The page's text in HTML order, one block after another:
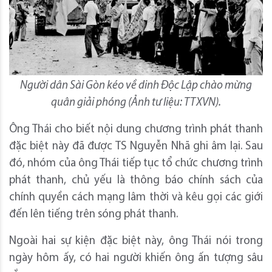
Người dân Sài Gòn kéo về dinh Độc Lập chào mừng
quân giải phóng (Ảnh tư liệu: TTXVN).
Ông Thái cho biết nội dung chương trình phát thanh
đặc biệt này đã được TS Nguyễn Nhã ghi âm lại. Sau
đó, nhóm của ông Thái tiếp tục tổ chức chương trình
phát thanh, chủ yếu là thông báo chính sách của
chính quyền cách mạng lâm thời và kêu gọi các giới
đến lên tiếng trên sóng phát thanh.
Ngoài hai sự kiện đặc biệt này, ông Thái nói trong
ngày hôm ấy, có hai người khiến ông ấn tượng sâu